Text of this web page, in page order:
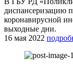
диспансеризацию
коронавирусной
выходные дни.
16 мая 2022